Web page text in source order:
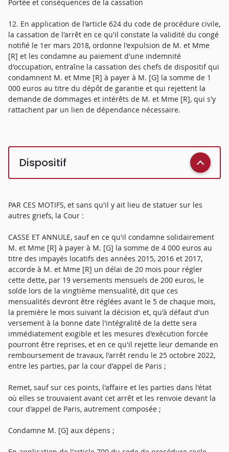
Portée et conséquences de la cassation
12. En application de l'article 624 du code de procédure civile,
la cassation de l'arrêt en ce qu'il constate la validité du congé
notifié le 1er mars 2018, ordonne l'expulsion de M. et Mme
[R] et les condamne au paiement d'une indemnité
d'occupation, entraîne la cassation des chefs de dispositif qui
condamnent M. et Mme [R] à payer à M. [G] la somme de 1
000 euros au titre du dépôt de garantie et qui rejettent la
demande de dommages et intérêts de M. et Mme [R], qui s'y
rattachent par un lien de dépendance nécessaire.
Dispositif
PAR CES MOTIFS, et sans qu'il y ait lieu de statuer sur les
autres griefs, la Cour :
CASSE ET ANNULE, sauf en ce qu'il condamne solidairement
M. et Mme [R] à payer à M. [G] la somme de 4 000 euros au
titre des impayés locatifs des années 2015, 2016 et 2017,
accorde à M. et Mme [R] un délai de 20 mois pour régler
cette dette, par 19 versements mensuels de 200 euros, le
solde lors de la vingtième mensualité, dit que ces
mensualités devront être réglées avant le 5 de chaque mois,
la première le mois suivant la décision et, qu'à défaut d'un
versement à la bonne date l'intégralité de la dette sera
immédiatement exigible et les mesures d'exécution forcée
pourront être reprises, et en ce qu'il rejette leur demande en
remboursement de travaux, l'arrêt rendu le 25 octobre 2022,
entre les parties, par la cour d'appel de Paris ;
Remet, sauf sur ces points, l'affaire et les parties dans l'état
où elles se trouvaient avant cet arrêt et les renvoie devant la
cour d'appel de Paris, autrement composée ;
Condamne M. [G] aux dépens ;